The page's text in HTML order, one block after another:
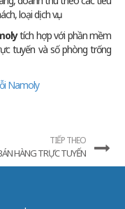
loại dịch vụ...
tích hợp với phần mềm
tuyến và số phòng trống
TIẾP THEO
HÀNG TRỰC TUYẾN